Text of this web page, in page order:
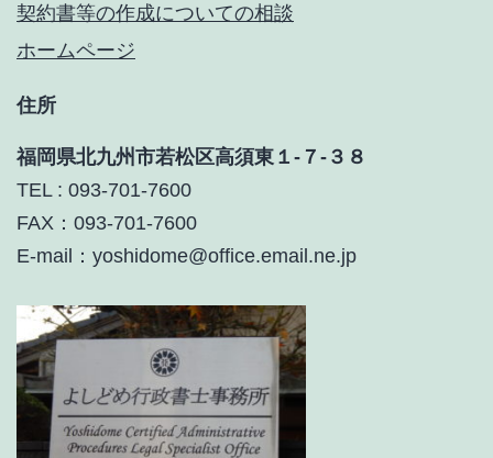
契約書等の作成についての相談
ホームページ
住所
福岡県北九州市若松区高須東１-７-３８
TEL : 093-701-7600
FAX：093-701-7600
E-mail：yoshidome@office.email.ne.jp